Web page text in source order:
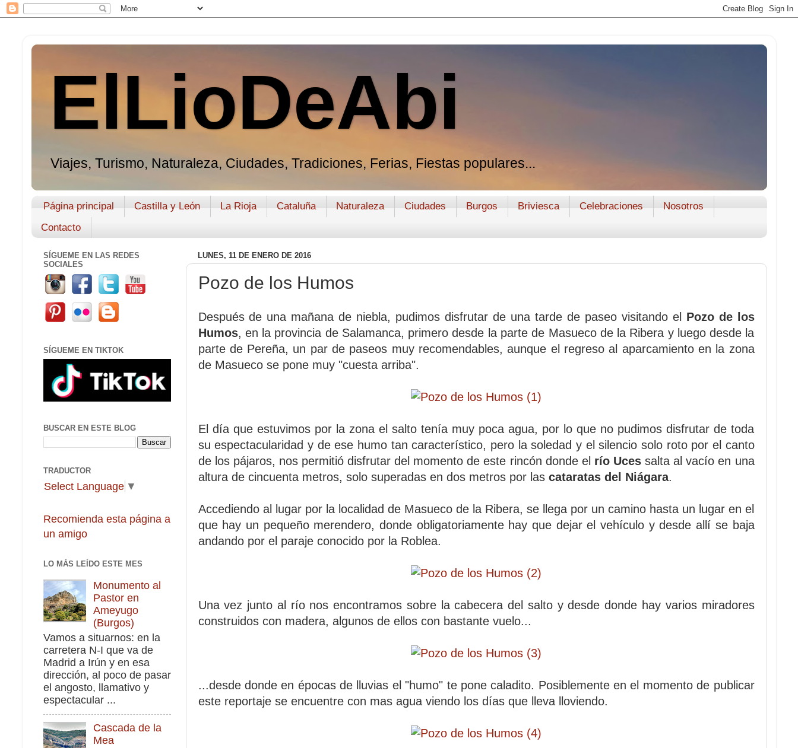
ElLioDeAbi
Viajes, Turismo, Naturaleza, Ciudades, Tradiciones, Ferias, Fiestas populares...
Página principal Castilla y León La Rioja Cataluña Naturaleza Ciudades Burgos Briviesca Celebraciones
Nosotros
Contacto
LUNES, 11 DE ENERO DE 2016
Pozo de los Humos
Después de una mañana de niebla, pudimos disfrutar de una tarde de paseo visitando el Pozo de los
Humos, en la provincia de Salamanca, primero desde la parte de Masueco de la Ribera y luego desde la
parte de Pereña, un par de paseos muy recomendables, aunque el regreso al aparcamiento en la zona
de Masueco se pone muy "cuesta arriba".
El día que estuvimos por la zona el salto tenía muy poca agua, por lo que no pudimos disfrutar de toda
su espectacularidad y de ese humo tan característico, pero la soledad y el silencio solo roto por el canto
de los pájaros, nos permitió disfrutar del momento de este rincón donde el río Ucessalta al vacío en una
altura de cincuenta metros, solo superadas en dos metros por las cataratas del Niágara.
Accediendo al lugar por la localidad de Masueco de la Ribera, se llega por un camino hasta un lugar en el
que hay un pequeño merendero, donde obligatoriamente hay que dejar el vehículo y desde allí se baja
andando por el paraje conocido por la Roblea.
Una vez junto al río nos encontramos sobre la cabecera del salto y desde donde hay varios miradores
construidos con madera, algunos de ellos con bastante vuelo...
...desde donde en épocas de lluvias el "humo" te pone caladito. Posiblemente en el momento de publicar
este reportaje se encuentre con mas agua viendo los días que lleva lloviendo.
SÍGUEME EN LAS REDES
SOCIALES
SÍGUEME EN TIKTOK
BUSCAR EN ESTE BLOG
TRADUCTOR
Select Language ▼
Recomienda esta página a
un amigo
LO MÁS LEÍDO ESTE MES
Monumento al
Pastor en
Ameyugo
(Burgos)
Vamos a situarnos: en la
carretera N-I que va de
Madrid a Irún y en esa
dirección, al poco de pasar
el angosto, llamativo y
espectacular ...
Cascada de la
Mea